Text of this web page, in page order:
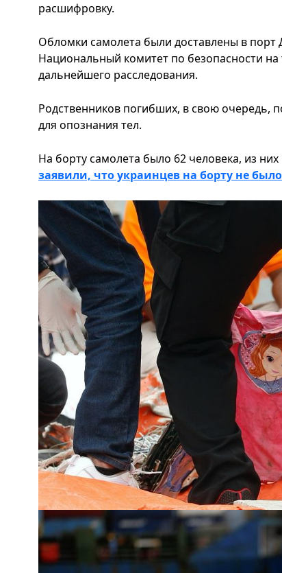
расшифровку.
Обломки самолета были доставлены в порт
Национальный комитет по безопасности
дальнейшего расследования.
Родственников погибших, в свою очередь,
для опознания тел.
На борту самолета было 62 человека, из них
заявили, что украинцев на борту не было